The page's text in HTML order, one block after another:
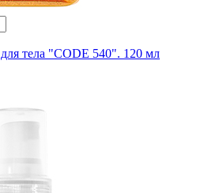
тела "СODE 540". 120 мл